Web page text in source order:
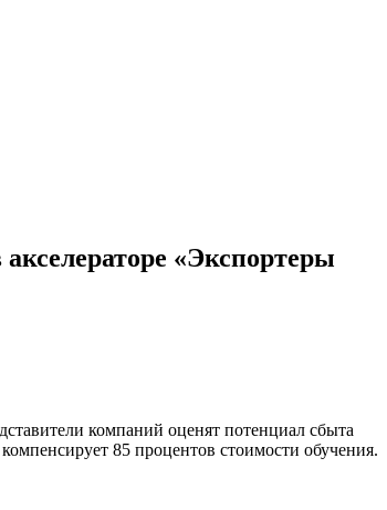
«Экспортеры
компаний оценят потенциал сбыта
85 процентов стоимости обучения.